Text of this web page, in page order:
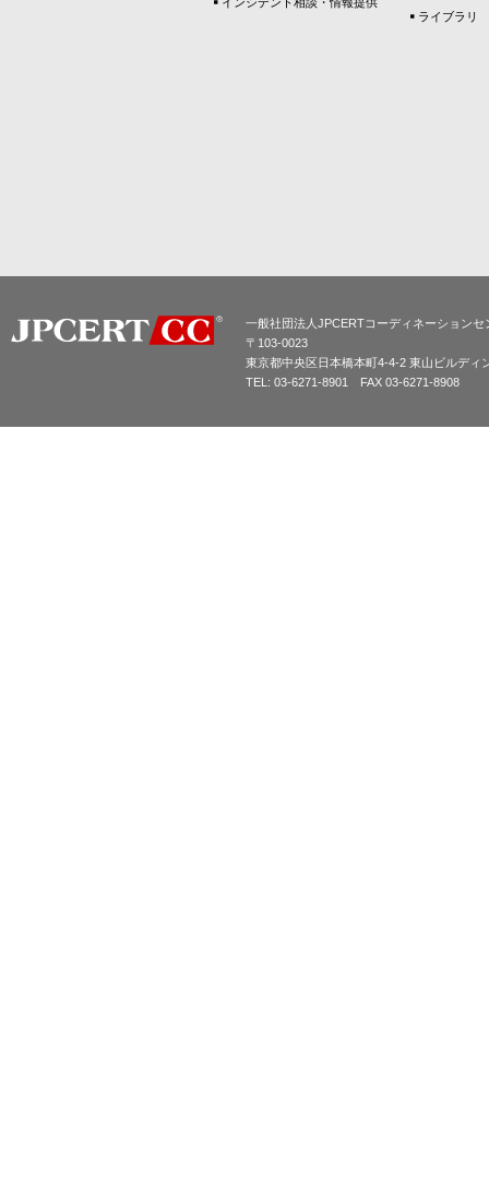
インシデント相談・情報提供
ライブラリ
一般社団法人JPCERTコーディネーションセ
〒103-0023
東京都中央区日本橋本町4-4-2 東山ビルディ
TEL: 03-6271-8901 FAX 03-6271-8908